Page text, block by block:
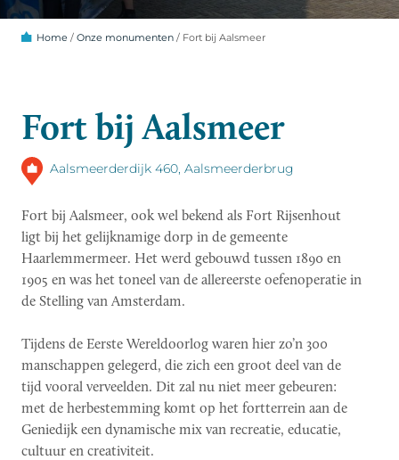
Home /Onze monumenten / Fort bij Aalsmeer
Fort bij Aalsmeer
Aalsmeerderdijk 460, Aalsmeerderbrug
Fort bij Aalsmeer, ook wel bekend als Fort Rijsenhout
ligt bij het gelijknamige dorp in de gemeente
Haarlemmermeer. Het werd gebouwd tussen 1890 en
1905 en was het toneel van de allereerste oefenoperatie in
de Stelling van Amsterdam.
Tijdens de Eerste Wereldoorlog waren hier zo’n 300
manschappen gelegerd, die zich een groot deel van de
tijd vooral verveelden. Dit zal nu niet meer gebeuren:
met de herbestemming komt op het fortterrein aan de
Geniedijk een dynamische mix van recreatie, educatie,
cultuur en creativiteit.